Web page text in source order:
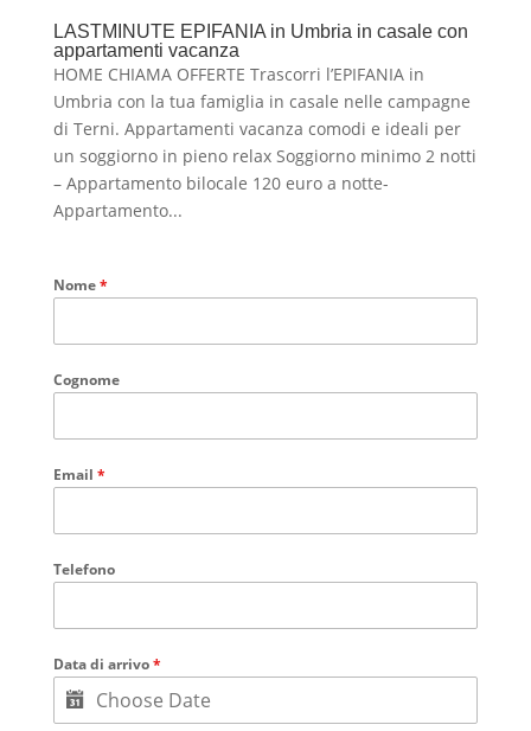
LASTMINUTE EPIFANIA in Umbria in casale con
appartamenti vacanza
HOME CHIAMA OFFERTE Trascorri l’EPIFANIA in
Umbria con la tua famiglia in casale nelle campagne
di Terni. Appartamenti vacanza comodi e ideali per
un soggiorno in pieno relax Soggiorno minimo 2 notti
– Appartamento bilocale 120 euro a notte-
Appartamento...
Nome*
Cognome
Email *
Telefono
Data di arrivo*